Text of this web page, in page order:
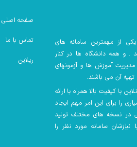
یکی از مهمترین سامانه های
. و همه دانشگاه ها در کنار
مدیریت آموزش ها و آزمونهای
آن می باشند.
با کیفیت بالا همراه با ارائه
را برای این امر مهم ایجاد
در نسخه های مختلف تولید
سامانه مورد نظر را
صفحه اصلی
تماس با ما
ریلاین